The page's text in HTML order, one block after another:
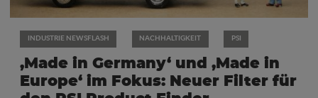
INDUSTRIE NEWSFLASH NACHHALTIGKEIT PSI
‚Made in Germany‘ und ‚Made in
Europe‘ im Fokus: Neuer Filter für